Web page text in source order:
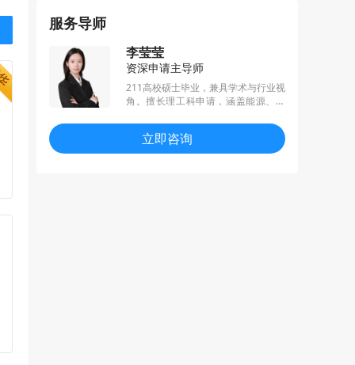
服务导师
李莹莹
资深申请主导师
211高校硕士毕业，兼具学术与行业视
角。擅长理工科申请，涵盖能源、计
域。凭借专业洞察力与精准文书指
导，深入挖掘学生学术亮点，将学生
优势最大化呈现。致力于为学生搭建
立即咨询